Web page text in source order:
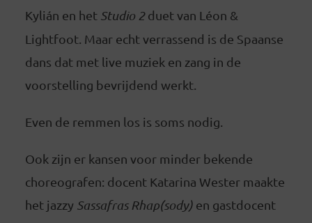
Kylián en het Studio 2duet van Léon &
Lightfoot. Maar echt verrassend is de Spaanse
dans dat met live muziek en zang in de
voorstelling bevrijdend werkt.
Even de remmen los is soms nodig.
Ook zijn er kansen voor minder bekende
choreografen: docent Katarina Wester maakte
het jazzy Sassafras Rhap(sody)en gastdocent